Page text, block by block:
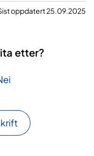
oppdatert 25.09.2025
etter?